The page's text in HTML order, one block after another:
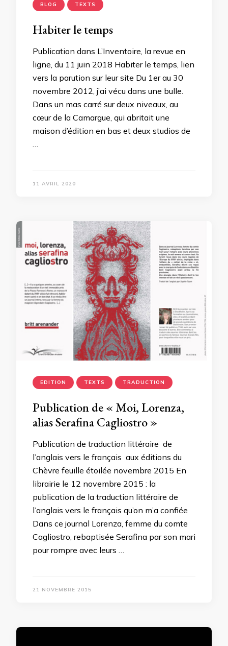
BLOG TEXTS
Habiter le temps
Publication dans L’Inventoire, la revue en
ligne, du 11 juin 2018 Habiter le temps, lien
vers la parution sur leur site Du 1er au 30
novembre 2012, j’ai vécu dans une bulle.
Dans un mas carré sur deux niveaux, au
cœur de la Camargue, qui abritait une
maison d’édition en bas et deux studios de
11 AVRIL 2020
EDITION TEXTS TRADUCTION
Publication de « Moi, Lorenza,
alias Serafina Cagliostro »
Publication de traduction littéraire de
l’anglais vers le français aux éditions du
Chèvre feuille étoilée novembre 2015 En
librairie le 12 novembre 2015 : la
publication de la traduction littéraire de
l’anglais vers le français qu’on m’a confiée
Dans ce journal Lorenza, femme du comte
Cagliostro, rebaptisée Serafina par son mari
pour rompre avec leurs …
21 NOVEMBRE 2015